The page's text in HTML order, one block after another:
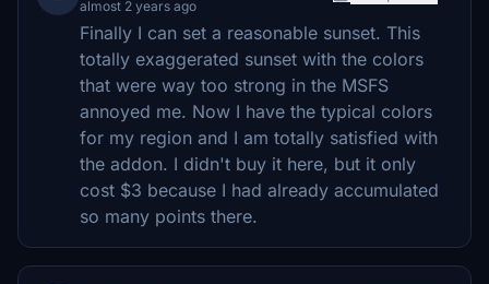
almost 2 years ago
Finally I can set a reasonable sunset. This
totally exaggerated sunset with the colors
that were way too strong in the MSFS
annoyed me. Now I have the typical colors
for my region and I am totally satisfied with
the addon. I didn't buy it here, but it only
cost $3 because I had already accumulated
so many points there.